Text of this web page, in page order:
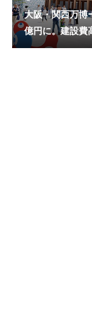
大阪・関西万博
億円に。建設費